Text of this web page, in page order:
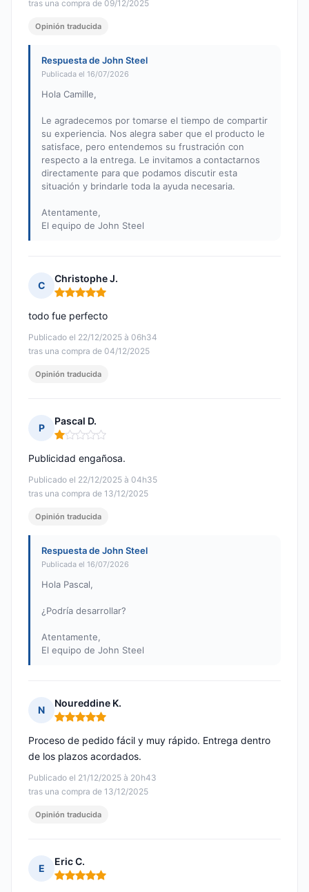
tras una compra de 09/12/2025
Opinión traducida
Respuesta de John Steel
Publicada el 16/07/2026
Hola Camille,
Le agradecemos por tomarse el tiempo de compartir
su experiencia. Nos alegra saber que el producto le
satisface, pero entendemos su frustración con
respecto a la entrega. Le invitamos a contactarnos
directamente para que podamos discutir esta
situación y brindarle toda la ayuda necesaria.
Atentamente,
El equipo de John Steel
C
Christophe J.
Nota: 5 de 5
Publicado el 22/12/2025 à 06h34
tras una compra de 04/12/2025
todo fue perfecto
Opinión traducida
P
Pascal D.
Nota: 1 de 5
Publicado el 22/12/2025 à 04h35
tras una compra de 13/12/2025
Publicidad engañosa.
Opinión traducida
Respuesta de John Steel
Publicada el 16/07/2026
Hola Pascal,
¿Podría desarrollar?
Atentamente,
El equipo de John Steel
N
Noureddine K.
Nota: 5 de 5
Publicado el 21/12/2025 à 20h43
tras una compra de 13/12/2025
Proceso de pedido fácil y muy rápido. Entrega dentro
de los plazos acordados.
Opinión traducida
E
Eric C.
Nota: 5 de 5